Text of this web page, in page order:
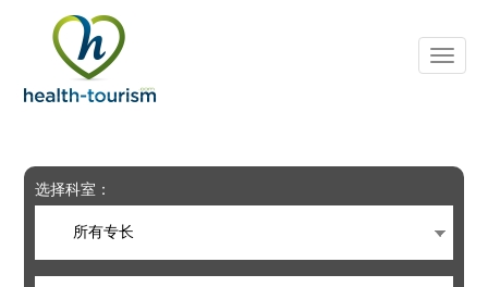
includes
system.
选择科室：
所有专长